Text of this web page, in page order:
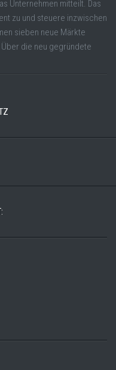
Unternehmen mitteilt. Das
zu und steuere inzwischen
sieben neue Märkte
Über die neu gegründete